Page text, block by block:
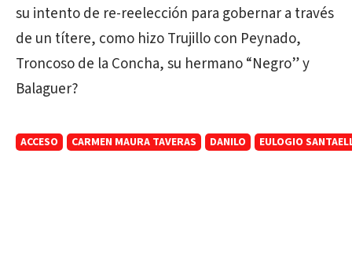
su intento de re-reelección para gobernar a través
de un títere, como hizo Trujillo con Peynado,
Troncoso de la Concha, su hermano “Negro” y
Balaguer?
ACCESO CARMEN MAURA TAVERAS DANILO EULOGIO